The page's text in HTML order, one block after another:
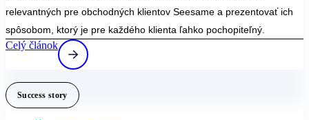
relevantných pre obchodných klientov Seesame a prezentovať ich
spôsobom, ktorý je pre každého klienta ľahko pochopiteľný.
Celý článok
Success story